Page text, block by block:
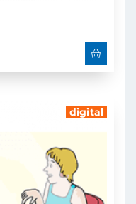
digital